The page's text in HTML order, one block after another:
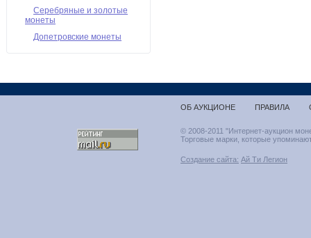
Серебряные и золотые
монеты
Допетровские монеты
ОБ АУКЦИОНЕ ПРАВИЛА
© 2008-2011 "Интернет-аукцион
Торговые марки, которые
Создание сайта: Ай Ти Легион